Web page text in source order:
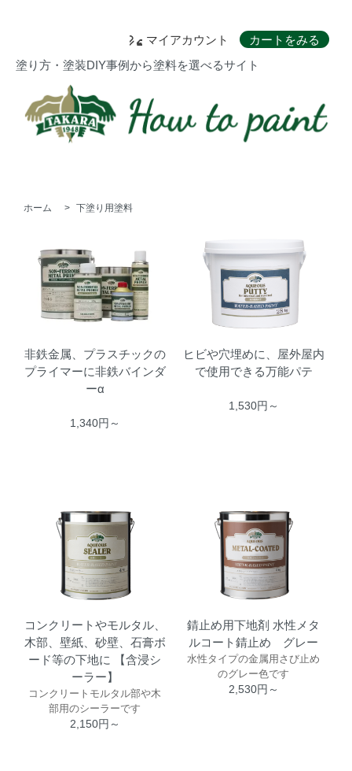
マイアカウント
カートをみる
塗り方・塗装DIY事例から塗料を選べるサイト
ホーム > 下塗り用塗料
非鉄金属、プラスチックの
プライマーに非鉄バインダ
ーα
1,340円～
ヒビや穴埋めに、屋外屋内
で使用できる万能パテ
1,530円～
コンクリートやモルタル、
木部、壁紙、砂壁、石膏ボ
ード等の下地に 【含浸シ
ーラー】
コンクリートモルタル部や木
部用のシーラーです
2,150円～
錆止め用下地剤 水性メタ
ルコート錆止め グレー
水性タイプの金属用さび止め
のグレー色です
2,530円～